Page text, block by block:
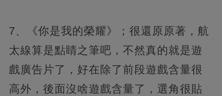
7、《你是我的榮耀》；很還原原著，航
太線算是點睛之筆吧，不然真的就是遊
戲廣告片了，好在除了前段遊戲含量很
高外，後面沒啥遊戲含量了，選角很貼